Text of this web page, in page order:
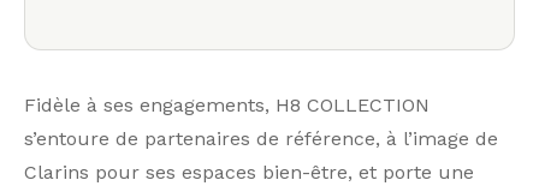
Fidèle à ses engagements, H8 COLLECTION
s’entoure de partenaires de référence, à l’image de
Clarins pour ses espaces bien-être, et porte une